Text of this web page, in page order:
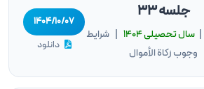
جلسه 33
سال تحصيلى ۱۴۰۴
| شرایط
وجوب زکاة الأموال
۱۴۰۴/۱۰/۰۷
دانلود